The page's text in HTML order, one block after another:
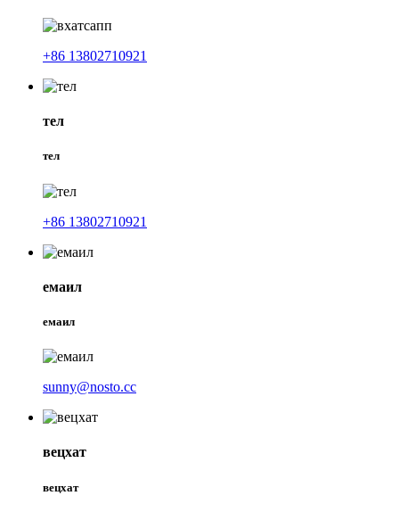
+86 13802710921
тел
тел
+86 13802710921
емаил
емаил
sunny@nosto.cc
вецхат
вецхат